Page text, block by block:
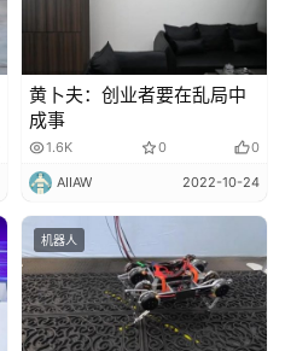
黄卜夫：创业者要在乱局中
成事
1.6K 0 0
AIIAW 2022-10-24
机器人